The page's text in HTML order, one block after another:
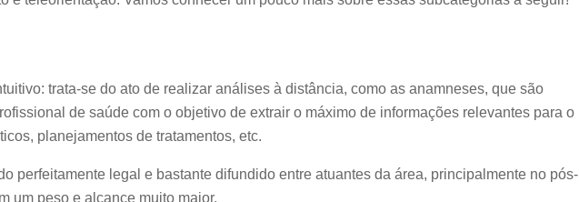
trata-se do ato de realizar análises à distância, como as anamneses, que são
de saúde com o objetivo de extrair o máximo de informações relevantes para o
planejamentos de tratamentos, etc.
perfeitamente legal e bastante difundido entre atuantes da área, principalmente no pós-
um peso e alcance muito maior.